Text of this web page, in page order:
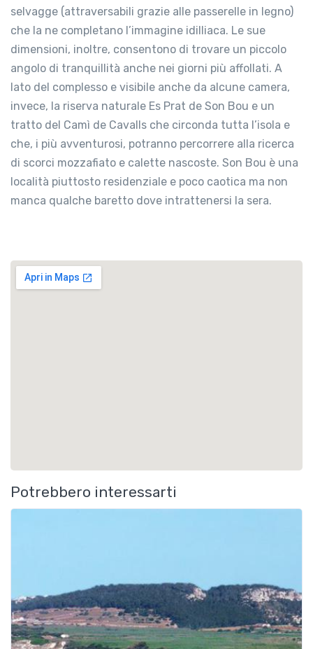
selvagge (attraversabili grazie alle passerelle in legno)
che la ne completano l’immagine idilliaca. Le sue
dimensioni, inoltre, consentono di trovare un piccolo
angolo di tranquillità anche nei giorni più affollati. A
lato del complesso e visibile anche da alcune camera,
invece, la riserva naturale Es Prat de Son Bou e un
tratto del Camì de Cavalls che circonda tutta l’isola e
che, i più avventurosi, potranno percorrere alla ricerca
di scorci mozzafiato e calette nascoste. Son Bou è una
località piuttosto residenziale e poco caotica ma non
manca qualche baretto dove intrattenersi la sera.
Potrebbero interessarti